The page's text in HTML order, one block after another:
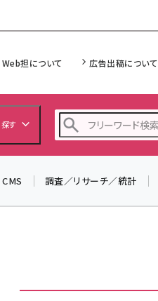
Web担について 広告出稿について
す
CMS 調査／リサーチ／統計
学べ
ム